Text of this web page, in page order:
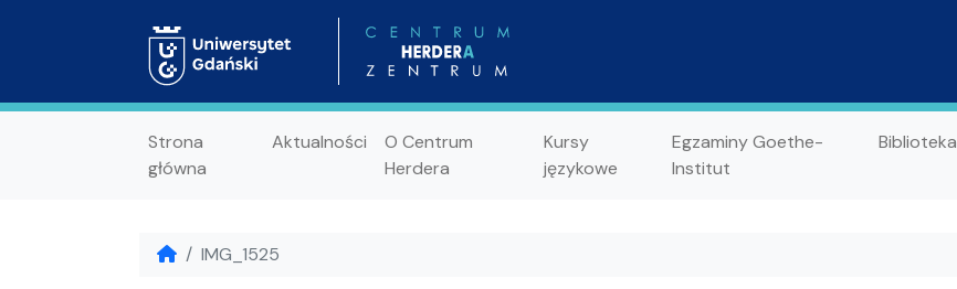
Strona
główna
Aktualności
O Centrum
Herdera
Kursy
językowe
Egzaminy Goethe-
Institut
Biblioteka
IMG_1525